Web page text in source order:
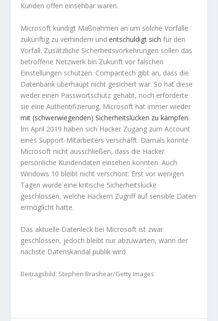
Kunden offen einsehbar waren.
Microsoft kündigt Maßnahmen an um solche Vorfälle
zukünftig zu verhindern undentschuldigt sich für den
Vorfall. Zusätzliche Sicherheitsvorkehrungen sollen das
betroffene Netzwerk bin Zukunft vor falschen
Einstellungen schützen. Comparitech gibt an, dass die
Datenbank überhaupt nicht gesichert war. So hat diese
weder einen Passwortschutz gehabt, noch erforderte
sie eine Authentifizierung. Microsoft hat immer wieder
mit (schwerwiegenden) Sicherheitslücken zu kämpfen.
Im April 2019 haben sich Hacker Zugang zum Account
eines Support-Mitarbeiters verschafft. Damals konnte
Microsoft nicht ausschließen, dass die Hacker
persönliche Kundendaten einsehen konnten. Auch
Windows 10 bleibt nicht verschont: Erst vor wenigen
Tagen wurde eine kritische Sicherheitslücke
geschlossen, welche Hackern Zugriff auf sensible Daten
ermöglicht hätte.
Das aktuelle Datenleck bei Microsoft ist zwar
geschlossen, jedoch bleibt nur abzuwarten, wann der
nächste Datenskandal publik wird.
Beitragsbild: Stephen Brashear/Getty Images